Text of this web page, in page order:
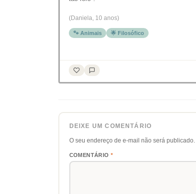
(Daniela, 10 anos)
🐾 Animais 🌟 Filosófico
DEIXE UM COMENTÁRIO
O seu endereço de e-mail não será publicado.
COMENTÁRIO *